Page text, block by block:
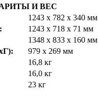
И ВЕС
1243 x 782 x 340 мм
1243 x 718 x 71 мм
1348 x 833 x 160 мм
979 х 269 мм
16,8 кг
16,0 кг
23 кг